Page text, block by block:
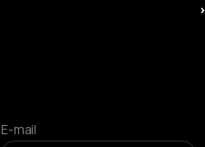
E-mail